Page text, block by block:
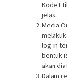
Kode
jelas.
Media
log-in
bentuk
akan
Dalam